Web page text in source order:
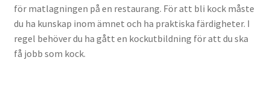
för matlagningen på en restaurang. För att bli kock måste
du ha kunskap inom ämnet och ha praktiska färdigheter. I
regel behöver du ha gått en kockutbildning för att du ska
få jobb som kock.